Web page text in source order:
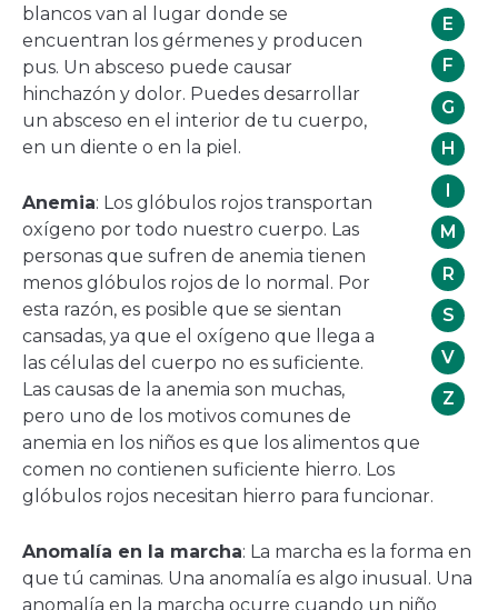
E
F
G
H
I
M
R
S
V
Z
blancos van al lugar donde se
encuentran los gérmenes y producen
pus. Un absceso puede causar
hinchazón y dolor. Puedes desarrollar
un absceso en el interior de tu cuerpo,
en un diente o en la piel.
Anemia: Los glóbulos rojos transportan
oxígeno por todo nuestro cuerpo. Las
personas que sufren de anemia tienen
menos glóbulos rojos de lo normal. Por
esta razón, es posible que se sientan
cansadas, ya que el oxígeno que llega a
las células del cuerpo no es suficiente.
Las causas de la anemia son muchas,
pero uno de los motivos comunes de
anemia en los niños es que los alimentos que
comen no contienen suficiente hierro. Los
glóbulos rojos necesitan hierro para funcionar.
Anomalía en la marcha: La marcha es la forma en
que tú caminas. Una anomalía es algo inusual. Una
anomalía en la marcha ocurre cuando un niño